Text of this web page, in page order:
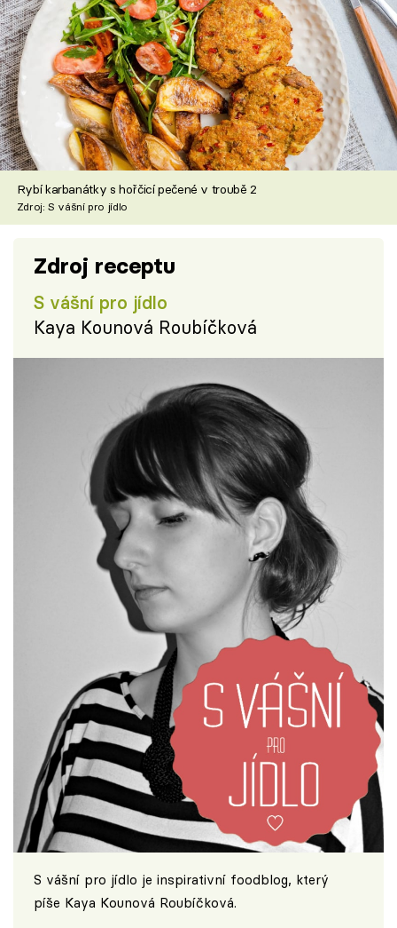
Rybí karbanátky s hořčicí pečené v troubě 2
Zdroj: S vášní pro jídlo
Zdroj receptu
S vášní pro jídlo
Kaya Kounová Roubíčková
S vášní pro jídlo je inspirativní foodblog, který
píše Kaya Kounová Roubíčková.